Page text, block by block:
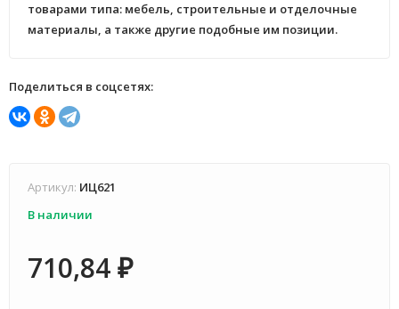
товарами типа: мебель, строительные и отделочные
материалы, а также другие подобные им позиции.
Поделиться в соцсетях:
Артикул: ИЦ621
В наличии
710,84 ₽